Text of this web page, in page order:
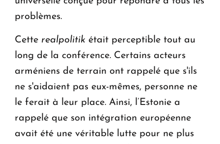
problèmes.
Cette realpolitik était perceptible tout au
long de la conférence. Certains acteurs
arméniens de terrain ont rappelé que s'ils
ne s'aidaient pas eux-mêmes, personne ne
le ferait à leur place. Ainsi, l’Estonie a
rappelé que son intégration européenne
avait été une véritable lutte pour ne plus